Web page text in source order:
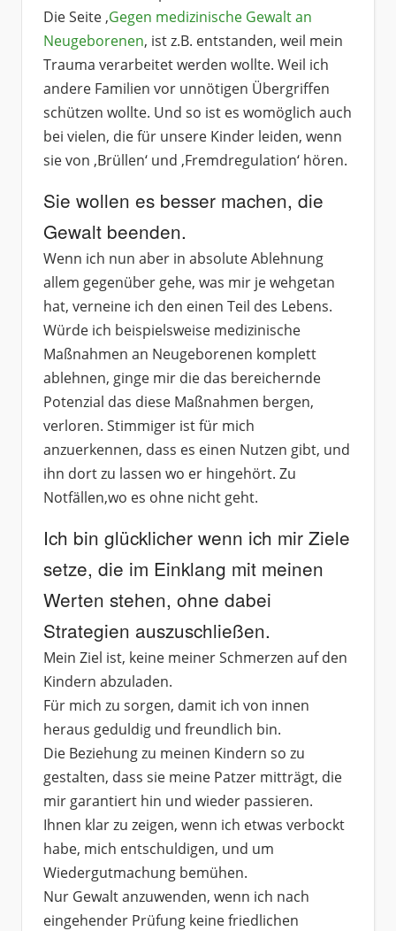
Die Seite ‚Gegen medizinische Gewalt an
Neugeborenen‚ ist z.B. entstanden, weil mein
Trauma verarbeitet werden wollte. Weil ich
andere Familien vor unnötigen Übergriffen
schützen wollte. Und so ist es womöglich auch
bei vielen, die für unsere Kinder leiden, wenn
sie von ‚Brüllen‘ und ‚Fremdregulation‘ hören.
Sie wollen es besser machen, die
Gewalt beenden.
Wenn ich nun aber in absolute Ablehnung
allem gegenüber gehe, was mir je wehgetan
hat, verneine ich den einen Teil des Lebens.
Würde ich beispielsweise medizinische
Maßnahmen an Neugeborenen komplett
ablehnen, ginge mir die das bereichernde
Potenzial das diese Maßnahmen bergen,
verloren. Stimmiger ist für mich
anzuerkennen, dass es einen Nutzen gibt, und
ihn dort zu lassen wo er hingehört. Zu
Notfällen,wo es ohne nicht geht.
Ich bin glücklicher wenn ich mir Ziele
setze, die im Einklang mit meinen
Werten stehen, ohne dabei
Strategien auszuschließen.
Mein Ziel ist, keine meiner Schmerzen auf den
Kindern abzuladen.
Für mich zu sorgen, damit ich von innen
heraus geduldig und freundlich bin.
Die Beziehung zu meinen Kindern so zu
gestalten, dass sie meine Patzer mitträgt, die
mir garantiert hin und wieder passieren.
Ihnen klar zu zeigen, wenn ich etwas verbockt
habe, mich entschuldigen, und um
Wiedergutmachung bemühen.
Nur Gewalt anzuwenden, wenn ich nach
eingehender Prüfung keine friedlichen